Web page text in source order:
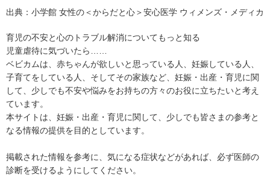
出典： 小学館 女性の＜からだと心＞安心医学 ウィメンズ・メディカ
育児の不安と心のトラブル解消についてもっと知る
児童虐待に気づいたら……
ベビカムは、赤ちゃんが欲しいと思っている人、妊娠している人、
子育てをしている人、そしてその家族など、妊娠・出産・育児に関
して、少しでも不安や悩みをお持ちの方々のお役に立ちたいと考え
ています。
本サイトは、妊娠・出産・育児に関して、少しでも皆さまの参考と
なる情報の提供を目的としています。
掲載された情報を参考に、気になる症状などがあれば、必ず医師の
診断を受けるようにしてください。